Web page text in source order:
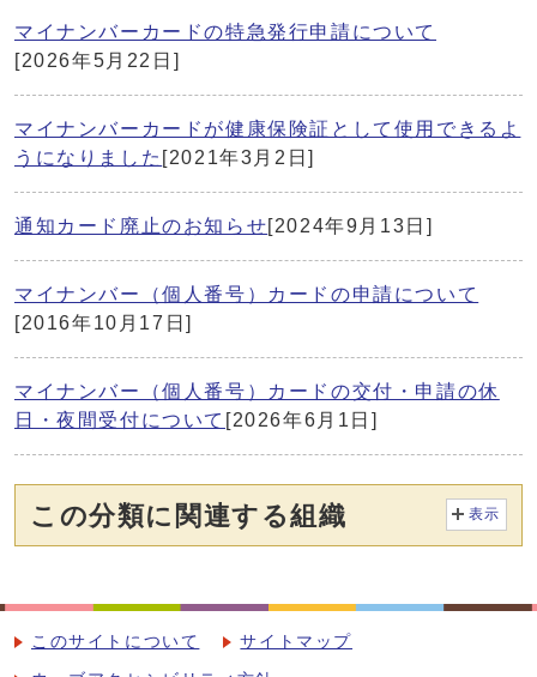
マイナンバーカードの特急発行申請について
[2026年5月22日]
マイナンバーカードが健康保険証として使用できるよ
うになりました [2021年3月2日]
通知カード廃止のお知らせ[2024年9月13日]
マイナンバー（個人番号）カードの申請について
[2016年10月17日]
マイナンバー（個人番号）カードの交付・申請の休
日・夜間受付について [2026年6月1日]
この分類に関連する組織 表示
このサイトについて サイトマップ